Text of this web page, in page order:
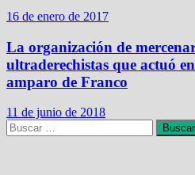
16 de enero de 2017
La organización de
ultraderechistas que actuó
amparo de Franco
11 de junio de 2018
Buscar: